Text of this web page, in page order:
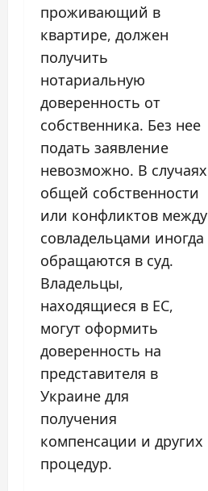
проживающий в
квартире, должен
получить
нотариальную
доверенность от
собственника. Без нее
подать заявление
невозможно. В случаях
общей собственности
или конфликтов между
совладельцами иногда
обращаются в суд.
Владельцы,
находящиеся в ЕС,
могут оформить
доверенность на
представителя в
Украине для
получения
компенсации и других
процедур.